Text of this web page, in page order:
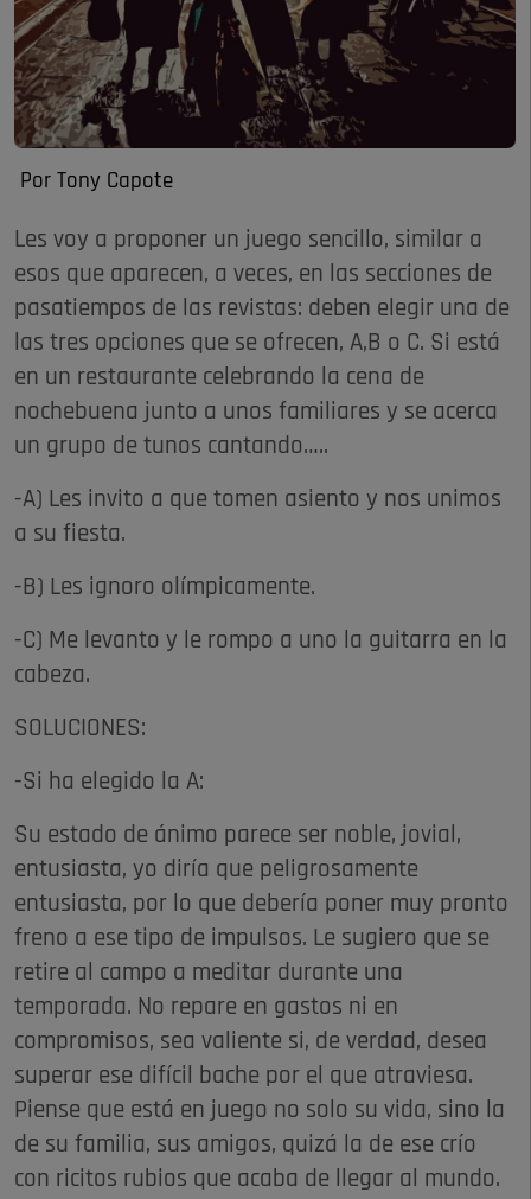
Por Tony Capote
Les voy a proponer un juego sencillo, similar a
esos que aparecen, a veces, en las secciones de
pasatiempos de las revistas: deben elegir una de
las tres opciones que se ofrecen, A,B o C. Si está
en un restaurante celebrando la cena de
nochebuena junto a unos familiares y se acerca
un grupo de tunos cantando…..
-A) Les invito a que tomen asiento y nos unimos
a su fiesta.
-B) Les ignoro olímpicamente.
-C) Me levanto y le rompo a uno la guitarra en la
cabeza.
SOLUCIONES:
-Si ha elegido la A:
Su estado de ánimo parece ser noble, jovial,
entusiasta, yo diría que peligrosamente
entusiasta, por lo que debería poner muy pronto
freno a ese tipo de impulsos. Le sugiero que se
retire al campo a meditar durante una
temporada. No repare en gastos ni en
compromisos, sea valiente si, de verdad, desea
superar ese difícil bache por el que atraviesa.
Piense que está en juego no solo su vida, sino la
de su familia, sus amigos, quizá la de ese crío
con ricitos rubios que acaba de llegar al mundo.